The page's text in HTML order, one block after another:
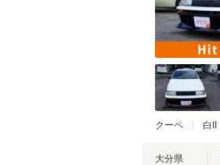
クーペ 白II
大分県